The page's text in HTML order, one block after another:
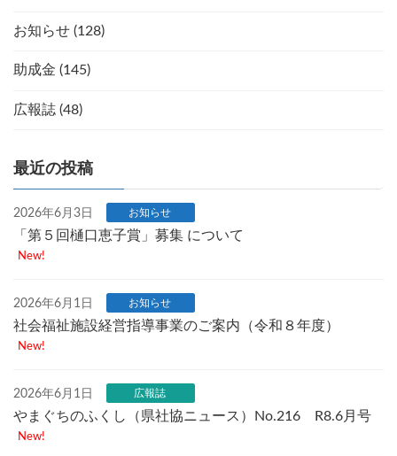
お知らせ (128)
助成金 (145)
広報誌 (48)
最近の投稿
2026年6月3日 お知らせ
「第５回樋口恵子賞」募集 について
New!
2026年6月1日 お知らせ
社会福祉施設経営指導事業のご案内（令和８年度）
New!
2026年6月1日 広報誌
やまぐちのふくし（県社協ニュース）No.216 R8.6月号
New!